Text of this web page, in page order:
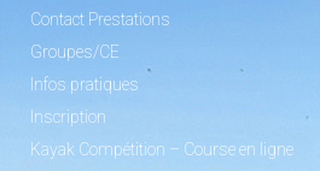
Contact Prestations
Groupes/CE
Infos pratiques
Inscription
Kayak Compétition – Course en ligne